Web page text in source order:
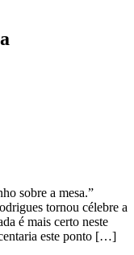
sobre a mesa.”
tornou célebre a
é mais certo neste
este ponto […]